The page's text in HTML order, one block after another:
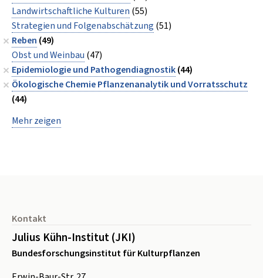
Landwirtschaftliche Kulturen (55)
Strategien und Folgenabschätzung (51)
Reben (49)
Obst und Weinbau (47)
Epidemiologie und Pathogendiagnostik(44)
Ökologische Chemie Pflanzenanalytik und Vorratsschutz
(44)
Mehr zeigen
Kontakt
Julius Kühn-Institut (JKI)
Bundesforschungsinstitut für Kulturpflanzen